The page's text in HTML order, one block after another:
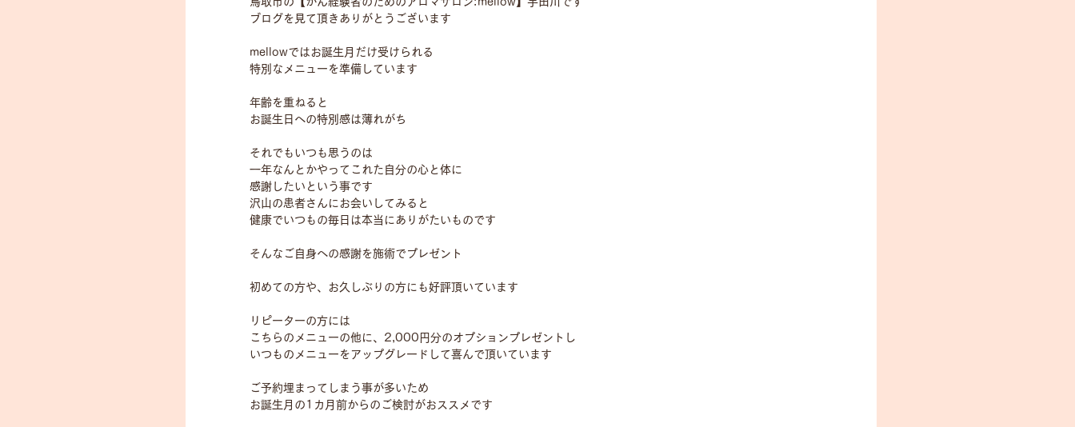
ブログを見て頂きありがとうございます
mellowではお誕生月だけ受けられる
特別なメニューを準備しています
年齢を重ねると
お誕生日への特別感は薄れがち
それでもいつも思うのは
一年なんとかやってこれた自分の心と体に
感謝したいという事です
沢山の患者さんにお会いしてみると
健康でいつもの毎日は本当にありがたいものです
そんなご自身への感謝を施術でプレゼント
初めての方や、お久しぶりの方にも好評頂いています
リピーターの方には
こちらのメニューの他に、2,000円分のオプションプレゼントし
いつものメニューをアップグレードして喜んで頂いています
ご予約埋まってしまう事が多いため
お誕生月の1カ月前からのご検討がおススメです